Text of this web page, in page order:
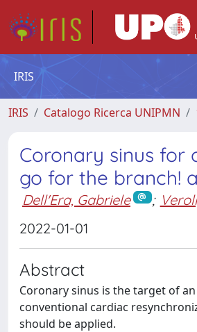
IRIS
IRIS Catalogo Ricerca UNIPMN
Coronary sinus for
go for the branch!
Dell'Era, Gabriele ;
2022-01-01
Abstract
Coronary sinus is the target of
conventional cardiac
should be applied.